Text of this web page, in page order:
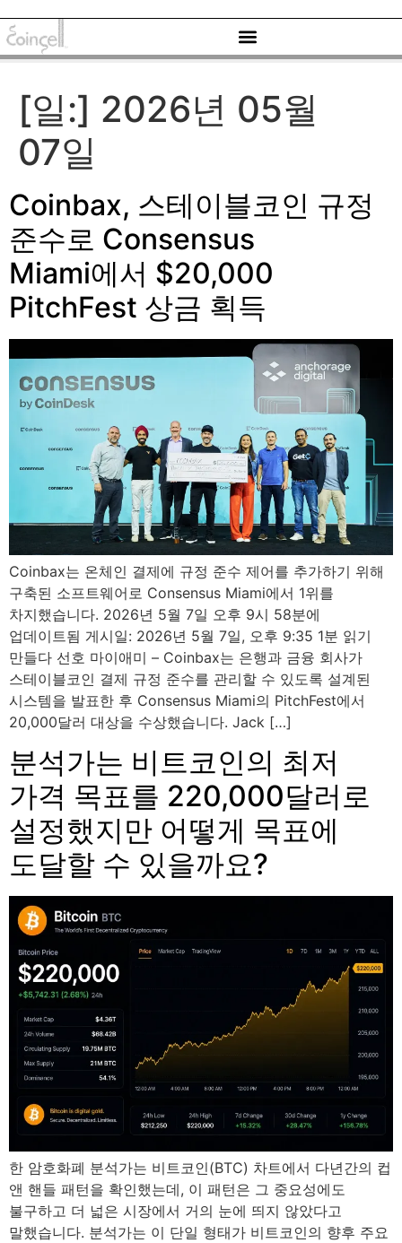
[일:] 2026년 05월
07일
Coinbax, 스테이블코인 규정
준수로 Consensus
Miami에서 $20,000
PitchFest 상금 획득
Coinbax는 온체인 결제에 규정 준수 제어를 추가하기 위해
구축된 소프트웨어로 Consensus Miami에서 1위를
차지했습니다. 2026년 5월 7일 오후 9시 58분에
업데이트됨 게시일: 2026년 5월 7일, 오후 9:35 1분 읽기
만들다 선호 마이애미 – Coinbax는 은행과 금융 회사가
스테이블코인 결제 규정 준수를 관리할 수 있도록 설계된
시스템을 발표한 후 Consensus Miami의 PitchFest에서
20,000달러 대상을 수상했습니다. Jack […]
분석가는 비트코인의 최저
가격 목표를 220,000달러로
설정했지만 어떻게 목표에
도달할 수 있을까요?
한 암호화폐 분석가는 비트코인(BTC) 차트에서 다년간의 컵
앤 핸들 패턴을 확인했는데, 이 패턴은 그 중요성에도
불구하고 더 넓은 시장에서 거의 눈에 띄지 않았다고
말했습니다. 분석가는 이 단일 형태가 비트코인의 향후 주요